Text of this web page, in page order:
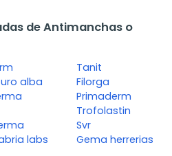
de Antimanchas o
alba
labs
Tanit
Filorga
Primaderm
Trofolastin
Svr
Gema herrerias